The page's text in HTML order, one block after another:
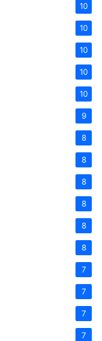
10
10
10
10
10
9
8
8
8
8
8
8
7
7
7
7